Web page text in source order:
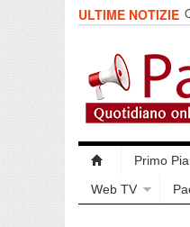
ULTIME NOTIZIE
Primo
Web TV